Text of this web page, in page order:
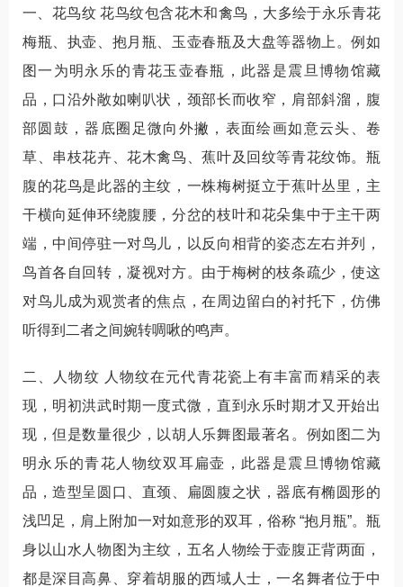
一、花鸟纹 花鸟纹包含花木和禽鸟，大多绘于永乐青花
梅瓶、执壶、抱月瓶、玉壶春瓶及大盘等器物上。例如
图一为明永乐的青花玉壶春瓶，此器是震旦博物馆藏
品，口沿外敞如喇叭状，颈部长而收窄，肩部斜溜，腹
部圆鼓，器底圈足微向外撇，表面绘画如意云头、卷
草、串枝花卉、花木禽鸟、蕉叶及回纹等青花纹饰。瓶
腹的花鸟是此器的主纹，一株梅树挺立于蕉叶丛里，主
干横向延伸环绕腹腰，分岔的枝叶和花朵集中于主干两
端，中间停驻一对鸟儿，以反向相背的姿态左右并列，
鸟首各自回转，凝视对方。由于梅树的枝条疏少，使这
对鸟儿成为观赏者的焦点，在周边留白的衬托下，仿佛
听得到二者之间婉转啁啾的鸣声。
二、人物纹 人物纹在元代青花瓷上有丰富而精采的表
现，明初洪武时期一度式微，直到永乐时期才又开始出
现，但是数量很少，以胡人乐舞图最著名。例如图二为
明永乐的青花人物纹双耳扁壶，此器是震旦博物馆藏
品，造型呈圆口、直颈、扁圆腹之状，器底有椭圆形的
浅凹足，肩上附加一对如意形的双耳，俗称 “抱月瓶”。瓶
身以山水人物图为主纹，五名人物绘于壶腹正背两面，
都是深目高鼻、穿着胡服的西域人士，一名舞者位于中